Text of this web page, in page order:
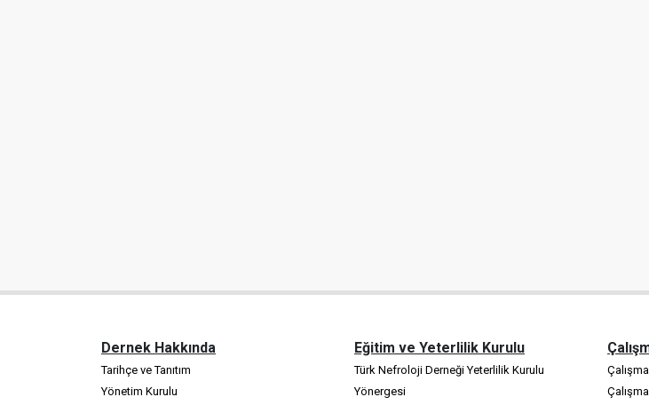
Dernek Hakkında
Tarihçe ve Tanıtım
Yönetim Kurulu
Eğitim ve Yeterlilik Kurulu
Türk Nefroloji Derneği Yeterlilik Kurulu
Yönergesi